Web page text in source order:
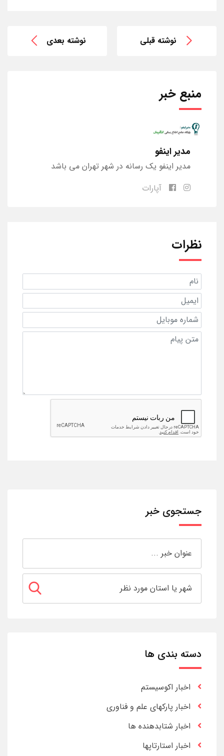
نوشته قبلی نوشته بعدی
منبع خبر
مدیر اینفو
مدیر اینفو یک رسانه در شهر تهران می باشد
آپارات
نظرات
جستجوی خبر
دسته بندی ها
اخبار اکوسیستم
اخبار پارکهای علم و فناوری
اخبار شتابدهنده ها
اخبار استارتاپها